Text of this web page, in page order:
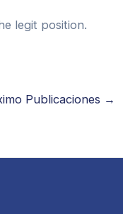
legit position.
Publicaciones →